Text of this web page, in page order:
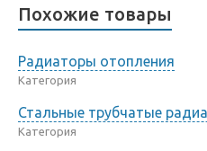
Похожие товары
Радиаторы отопления
Категория
Стальные трубчатые
Категория